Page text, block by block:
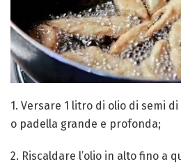
1. Versare 1 litro di olio di semi
o padella grande e profonda;
2. Riscaldare l’olio in alto fino a